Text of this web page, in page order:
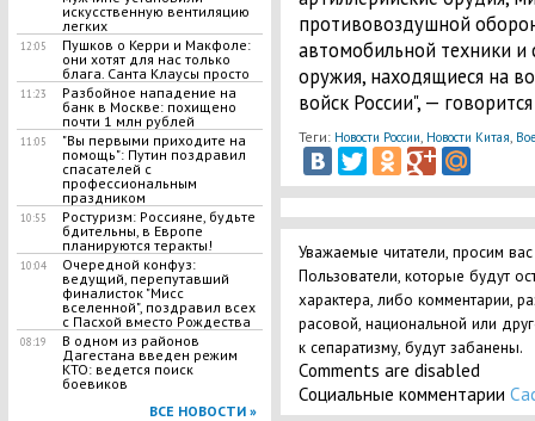
искусственную вентиляцию
легких
12:05
Пушков о Керри и Макфоле:
они хотят для нас только
блага. Санта Клаусы просто
11:23
Разбойное нападение на
банк в Москве: похищено
почти 1 млн рублей
11:05
"Вы первыми приходите на
помощь": Путин поздравил
спасателей с
профессиональным
праздником
10:55
Ростуризм: Россияне, будьте
бдительны, в Европе
планируются теракты!
10:04
Очередной конфуз:
ведущий, перепутавший
финалисток "Мисс
вселенной", поздравил всех
с Пасхой вместо Рождества
08:19
В одном из районов
Дагестана введен режим
КТО: ведется поиск
боевиков
ВСЕ НОВОСТИ »
противовоздушной
автомобильной техники
оружия, находящиеся на
войск России", —
Теги: Новости России Новости Китая
Уважаемые читатели, просим
Пользователи, которые будут
характера, либо комментарии,
расовой, национальной или
к сепаратизму, будут забанены.
Comments are disabled
Социальные комментарии